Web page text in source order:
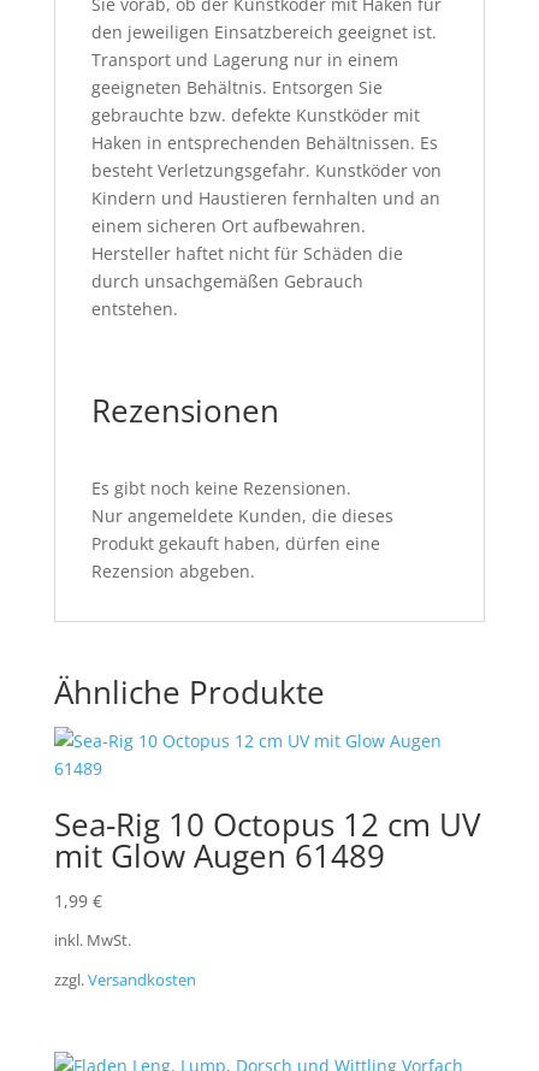
den jeweiligen Einsatzbereich geeignet ist.
Transport und Lagerung nur in einem
geeigneten Behältnis. Entsorgen Sie
gebrauchte bzw. defekte Kunstköder mit
Haken in entsprechenden Behältnissen. Es
besteht Verletzungsgefahr. Kunstköder von
Kindern und Haustieren fernhalten und an
einem sicheren Ort aufbewahren.
Hersteller haftet nicht für Schäden die
durch unsachgemäßen Gebrauch
entstehen.
Rezensionen
Es gibt noch keine Rezensionen.
Nur angemeldete Kunden, die dieses
Produkt gekauft haben, dürfen eine
Rezension abgeben.
Ähnliche Produkte
Sea-Rig 10 Octopus 12 cm UV
mit Glow Augen 61489
1,99 €
inkl. MwSt.
zzgl.Versandkosten